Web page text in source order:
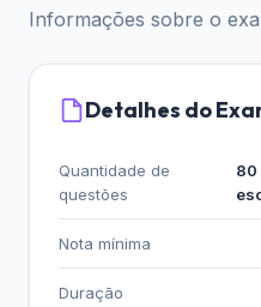
Informações sobre o
Detalhes do
Quantidade de
questões
80
Nota mínima
Duração